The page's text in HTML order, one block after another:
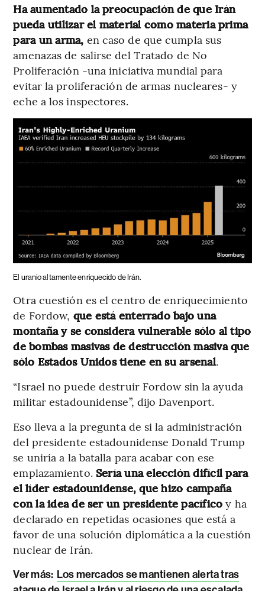
Ha aumentado la preocupación de que Irán
pueda utilizar el material como materia prima
para un arma, en caso de que cumpla sus
amenazas de salirse del Tratado de No
Proliferación -una iniciativa mundial para
evitar la proliferación de armas nucleares- y
eche a los inspectores.
El uranio altamente enriquecido de Irán.
Otra cuestión es el centro de enriquecimiento
de Fordow, que está enterrado bajo una
montaña y se considera vulnerable sólo al tipo
de bombas masivas de destrucción masiva que
sólo Estados Unidos tiene en su arsenal.
“Israel no puede destruir Fordow sin la ayuda
militar estadounidense”, dijo Davenport.
Eso lleva a la pregunta de si la administración
del presidente estadounidense Donald Trump
se uniría a la batalla para acabar con ese
emplazamiento. Sería una elección difícil para
el líder estadounidense, que hizo campaña
con la idea de ser un presidente pacífico y ha
declarado en repetidas ocasiones que está a
favor de una solución diplomática a la cuestión
nuclear de Irán.
Ver más: Los mercados se mantienen alerta tras